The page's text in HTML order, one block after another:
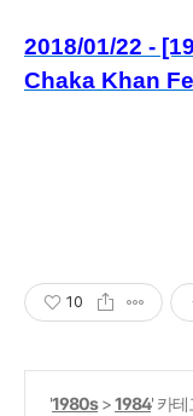
2018/01/22 -
Chaka Khan
10
'1980s>1984' 카테